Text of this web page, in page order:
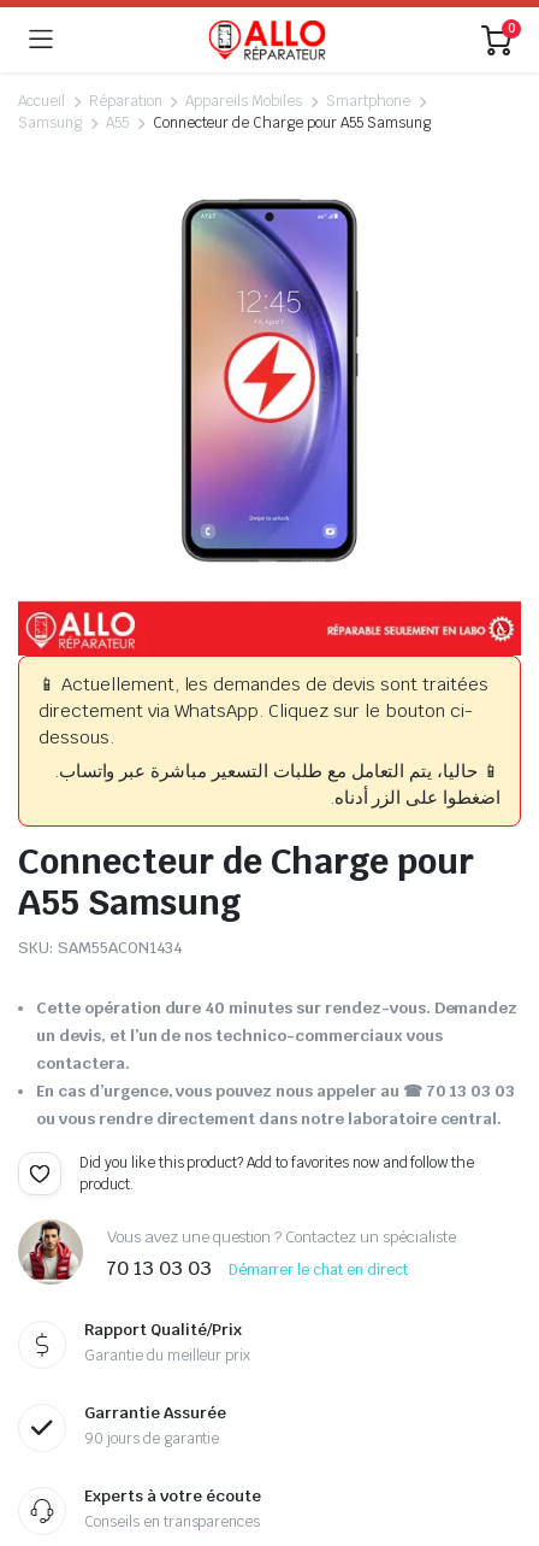
0
Accueil Réparation Appareils Mobiles
Smartphone
Samsung
A55 Connecteur de Charge pour A55 Samsung
📱 Actuellement, les demandes de devis sont traitées
directement via WhatsApp. Cliquez sur le bouton ci-
dessous.
📱 حاليا، يتم التعامل مع طلبات التسعير مباشرة عبر واتساب.
اضغطوا على الزر أدناه.
Connecteur de Charge pour
A55 Samsung
SKU: SAM55ACON1434
Cette opération dure 40 minutes sur rendez-vous. Demandez
un devis, et l’un de nos technico-commerciaux vous
contactera.
En cas d’urgence, vous pouvez nous appeler au ☎ 70 13 03 03
ou vous rendre directement dans notre laboratoire central.
Did you like this product? Add to favorites now and follow the
product.
Vous avez une question ? Contactez un spécialiste
70 13 03 03 Démarrer le chat en direct
Rapport Qualité/Prix
Garantie du meilleur prix
Garrantie Assurée
90 jours de garantie
Experts à votre écoute
Conseils en transparences